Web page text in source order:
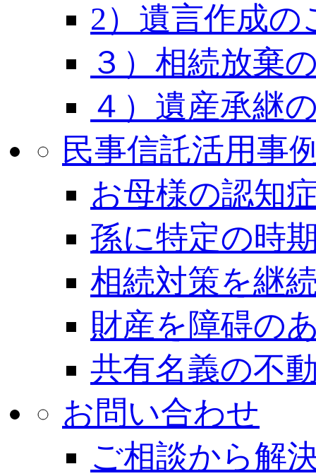
2）遺言作成の
３）相続放棄
４）遺産承継
民事信託活用事
お母様の認知
孫に特定の時
相続対策を継
財産を障碍の
共有名義の不
お問い合わせ
ご相談から解